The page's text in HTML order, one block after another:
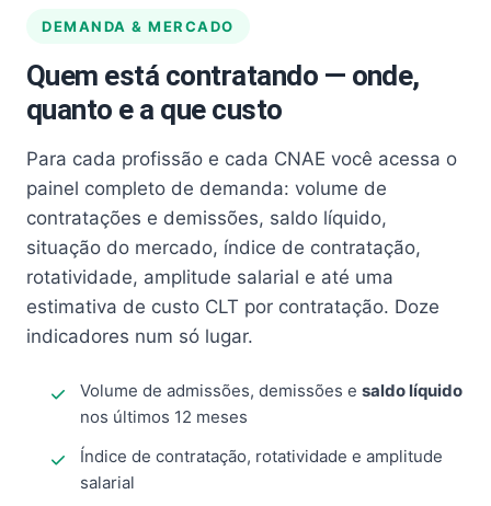
DEMANDA & MERCADO
Quem está contratando — onde,
quanto e a que custo
Para cada profissão e cada CNAE você acessa o
painel completo de demanda: volume de
contratações e demissões, saldo líquido,
situação do mercado, índice de contratação,
rotatividade, amplitude salarial e até uma
estimativa de custo CLT por contratação. Doze
indicadores num só lugar.
Volume de admissões, demissões e saldo líquido
nos últimos 12 meses
Índice de contratação, rotatividade e amplitude
salarial